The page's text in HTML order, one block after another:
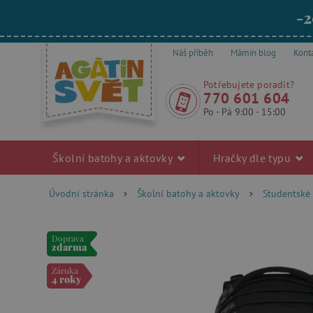
-
Náš příběh Mámin blog
Potřebujete poradit?
770 601 604
Po - Pá 9:00 - 15:00
Školní batohy a aktovky Hračky dle typu
Úvodní stránka Školní batohy a aktovky
Doprava
zdarma
Záruka
4 roky